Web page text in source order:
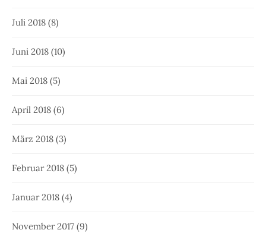
Juli 2018 (8)
Juni 2018 (10)
Mai 2018 (5)
April 2018 (6)
März 2018 (3)
Februar 2018 (5)
Januar 2018 (4)
November 2017 (9)